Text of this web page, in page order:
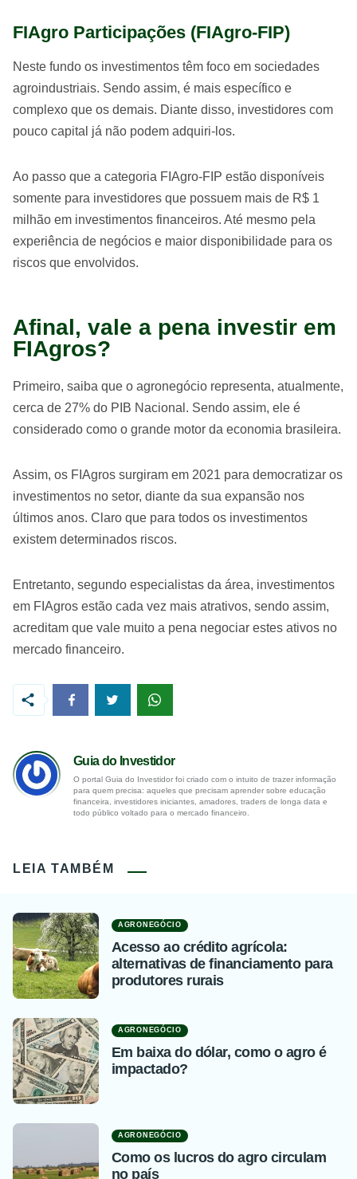
FIAgro Participações (FIAgro-FIP)
Neste fundo os investimentos têm foco em sociedades
agroindustriais. Sendo assim, é mais específico e
complexo que os demais. Diante disso, investidores com
pouco capital já não podem adquiri-los.
Ao passo que a categoria FIAgro-FIP estão disponíveis
somente para investidores que possuem mais de R$ 1
milhão em investimentos financeiros. Até mesmo pela
experiência de negócios e maior disponibilidade para os
riscos que envolvidos.
Afinal, vale a pena investir em
FIAgros?
Primeiro, saiba que o agronegócio representa, atualmente,
cerca de 27% do PIB Nacional. Sendo assim, ele é
considerado como o grande motor da economia brasileira.
Assim, os FIAgros surgiram em 2021 para democratizar os
investimentos no setor, diante da sua expansão nos
últimos anos. Claro que para todos os investimentos
existem determinados riscos.
Entretanto, segundo especialistas da área, investimentos
em FIAgros estão cada vez mais atrativos, sendo assim,
acreditam que vale muito a pena negociar estes ativos no
mercado financeiro.
Guia do Investidor
O portal Guia do Investidor foi criado com o intuito de trazer informação
para quem precisa: aqueles que precisam aprender sobre educação
financeira, investidores iniciantes, amadores, traders de longa data e
todo público voltado para o mercado financeiro.
LEIA TAMBÉM
AGRONEGÓCIO
Acesso ao crédito agrícola:
alternativas de financiamento para
produtores rurais
AGRONEGÓCIO
Em baixa do dólar, como o agro é
impactado?
AGRONEGÓCIO
Como os lucros do agro circulam
no país